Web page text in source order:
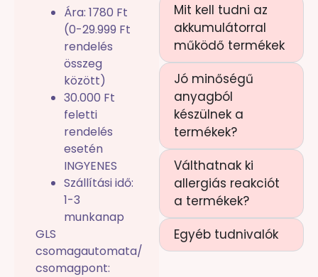
Ára: 1780 Ft
(0-29.999 Ft
rendelés
összeg
között)
30.000 Ft
feletti
rendelés
esetén
INGYENES
Szállítási idő:
1-3
munkanap
GLS
csomagautomata/
csomagpont:
Mit kell tudni az
akkumulátorral
működő termékek
Jó minőségű
anyagból
készülnek a
termékek?
Válthatnak ki
allergiás reakciót
a termékek?
Egyéb tudnivalók